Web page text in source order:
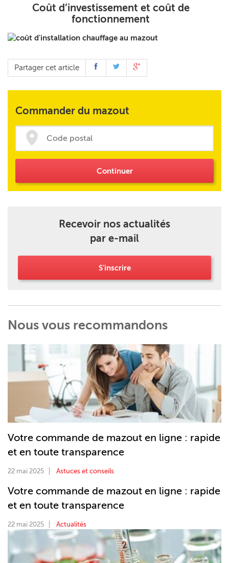
Coût d’investissement et coût de
fonctionnement
Partager cet article
Commander du mazout
Continuer
Recevoir nos actualités
par e-mail
S'inscrire
Nous vous recommandons
Votre commande de mazout en ligne : rapide
et en toute transparence
22 mai 2025 Astuces et conseils
Votre commande de mazout en ligne : rapide
et en toute transparence
22 mai 2025 Actualités